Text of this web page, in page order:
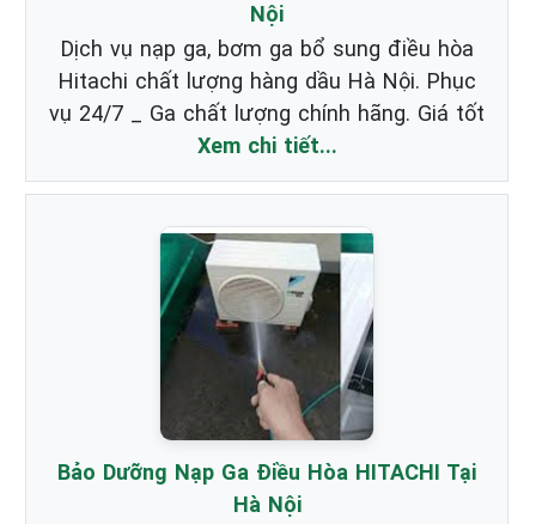
Nội
Dịch vụ nạp ga, bơm ga bổ sung điều hòa
Hitachi chất lượng hàng dầu Hà Nội. Phục
vụ 24/7 _ Ga chất lượng chính hãng. Giá tốt
Xem chi tiết...
Bảo Dưỡng Nạp Ga Điều Hòa HITACHI Tại
Hà Nội